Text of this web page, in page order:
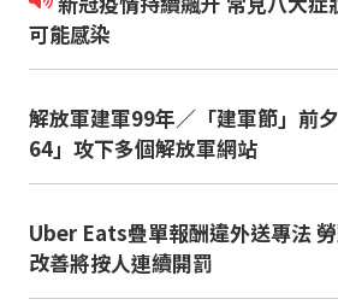
可能感染
解放軍建軍99年／「建軍節」前
64」攻下多個解放軍網站
Uber Eats疊單報酬違外送專法
改善將按人連續開罰